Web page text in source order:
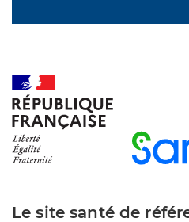
Le site santé de